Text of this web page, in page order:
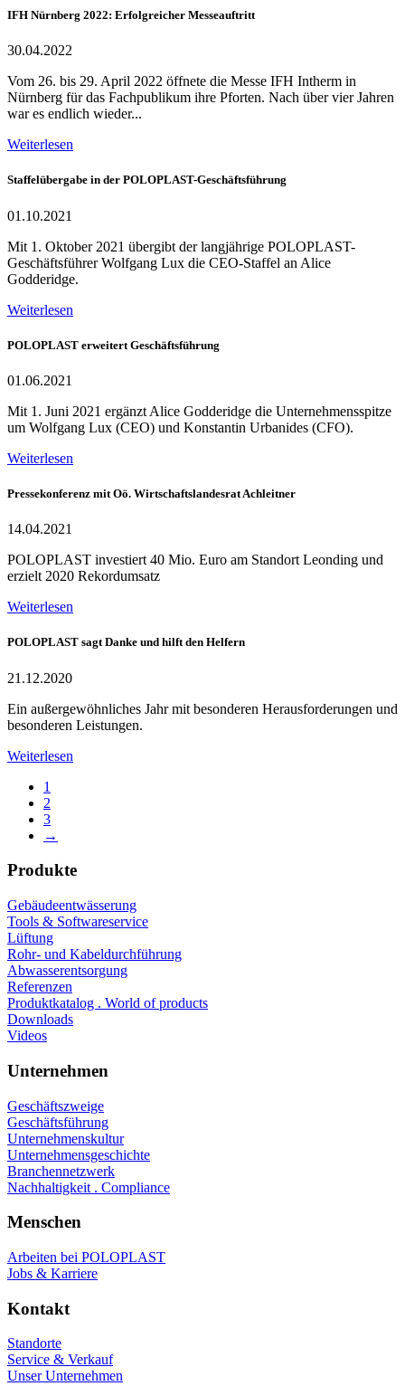
IFH Nürnberg 2022: Erfolgreicher Messeauftritt
30.04.2022
Vom 26. bis 29. April 2022 öffnete die Messe IFH Intherm in
Nürnberg für das Fachpublikum ihre Pforten. Nach über vier Jahren
war es endlich wieder...
Weiterlesen
Staffelübergabe in der POLOPLAST-Geschäftsführung
01.10.2021
Mit 1. Oktober 2021 übergibt der langjährige POLOPLAST-
Geschäftsführer Wolfgang Lux die CEO-Staffel an Alice
Godderidge.
Weiterlesen
POLOPLAST erweitert Geschäftsführung
01.06.2021
Mit 1. Juni 2021 ergänzt Alice Godderidge die Unternehmensspitze
um Wolfgang Lux (CEO) und Konstantin Urbanides (CFO).
Weiterlesen
Pressekonferenz mit Oö. Wirtschaftslandesrat Achleitner
14.04.2021
POLOPLAST investiert 40 Mio. Euro am Standort Leonding und
erzielt 2020 Rekordumsatz
Weiterlesen
POLOPLAST sagt Danke und hilft den Helfern
21.12.2020
Ein außergewöhnliches Jahr mit besonderen Herausforderungen und
besonderen Leistungen.
Weiterlesen
1
2
3
→
Produkte
Gebäudeentwässerung
Tools & Softwareservice
Lüftung
Rohr- und Kabeldurchführung
Abwasserentsorgung
Referenzen
Produktkatalog . World of products
Downloads
Videos
Unternehmen
Geschäftszweige
Geschäftsführung
Unternehmenskultur
Unternehmensgeschichte
Branchennetzwerk
Nachhaltigkeit . Compliance
Menschen
Arbeiten bei POLOPLAST
Jobs & Karriere
Kontakt
Standorte
Service & Verkauf
Unser Unternehmen